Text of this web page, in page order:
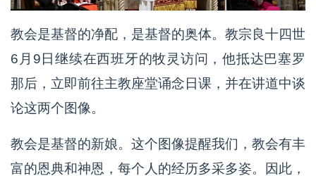
教会是基督的净配，是基督的奥体。教宗良十四世
6月9日继续在西班牙的牧灵访问，他抵达巴塞罗
那后，立即前往主教座堂诵念日课，并在讲道中谈
论这两个图像。
教会是基督的新娘。这个图像提醒我们，教会有丰
富的恩典和神恩，每个人的经历多采多姿。因此，